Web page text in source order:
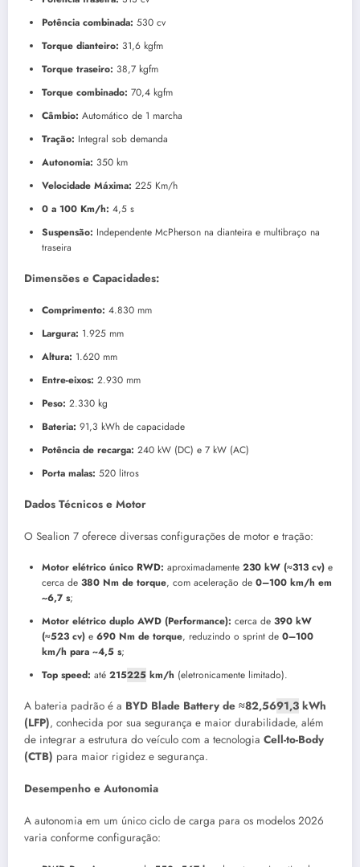
Potência combinada: 530 cv
Torque dianteiro: 31,6 kgfm
Torque traseiro: 38,7 kgfm
Torque combinado: 70,4 kgfm
Câmbio: Automático de 1 marcha
Tração: Integral sob demanda
Autonomia: 350 km
Velocidade Máxima: 225 Km/h
0 a 100 Km/h: 4,5 s
Suspensão: Independente McPherson na dianteira e multibraço na
traseira
Dimensões e Capacidades:
Comprimento: 4.830 mm
Largura: 1.925 mm
Altura: 1.620 mm
Entre-eixos: 2.930 mm
Peso: 2.330 kg
Bateria: 91,3 kWh de capacidade
Potência de recarga: 240 kW (DC) e 7 kW (AC)
Porta malas: 520 litros
Dados Técnicos e Motor
O Sealion 7 oferece diversas configurações de motor e tração:
Motor elétrico único RWD: aproximadamente 230 kW (≈313 cv) e
cerca de 380 Nm de torque, com aceleração de 0–100 km/h em
~6,7 s;
Motor elétrico duplo AWD (Performance): cerca de 390 kW
(≈523 cv) e 690 Nm de torque, reduzindo o sprint de 0–100
km/h para ~4,5 s;
Top speed: até 215225 km/h (eletronicamente limitado).
A bateria padrão é a BYD Blade Battery de ≈82,5691,3 kWh
(LFP), conhecida por sua segurança e maior durabilidade, além
de integrar a estrutura do veículo com a tecnologia Cell-to-Body
(CTB) para maior rigidez e segurança.
Desempenho e Autonomia
A autonomia em um único ciclo de carga para os modelos 2026
varia conforme configuração: